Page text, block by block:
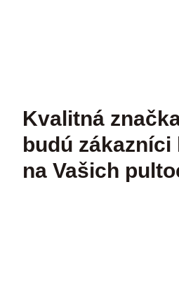
Kvalitná
budú
na Vašich